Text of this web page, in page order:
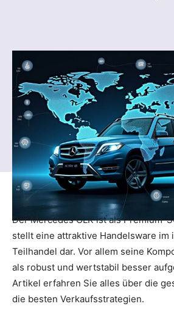
Der Mercedes GLK ist als Premium-
stellt eine attraktive Handelsware im
Teilhandel dar. Vor allem seine
als robust und wertstabil besser
Artikel erfahren Sie alles über die
die besten Verkaufsstrategien.